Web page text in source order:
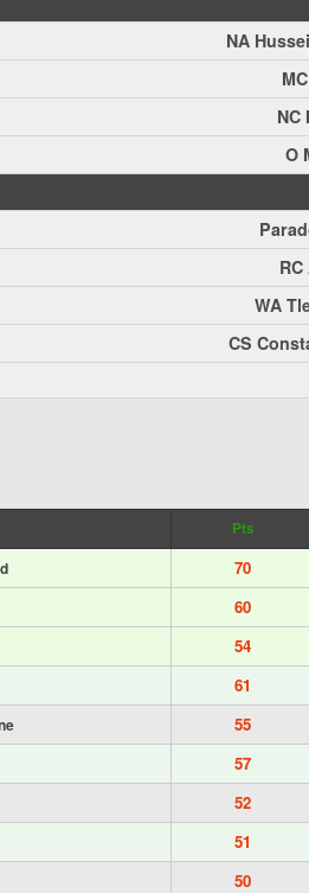
NA
NC
O
WA
CS
Pts
70
60
54
61
55
57
52
51
50